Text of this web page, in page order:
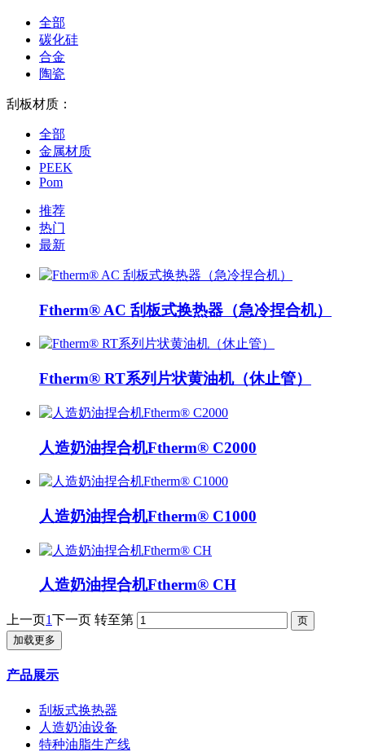
全部
碳化硅
合金
陶瓷
刮板材质：
全部
金属材质
PEEK
Pom
推荐
热门
最新
Ftherm® AC 刮板式换热器（急冷捏合机）
Ftherm® RT系列片状黄油机（休止管）
人造奶油捏合机Ftherm® C2000
人造奶油捏合机Ftherm® C1000
人造奶油捏合机Ftherm® CH
上一页1下一页 转至第
加载更多
产品展示
刮板式换热器
人造奶油设备
特种油脂生产线